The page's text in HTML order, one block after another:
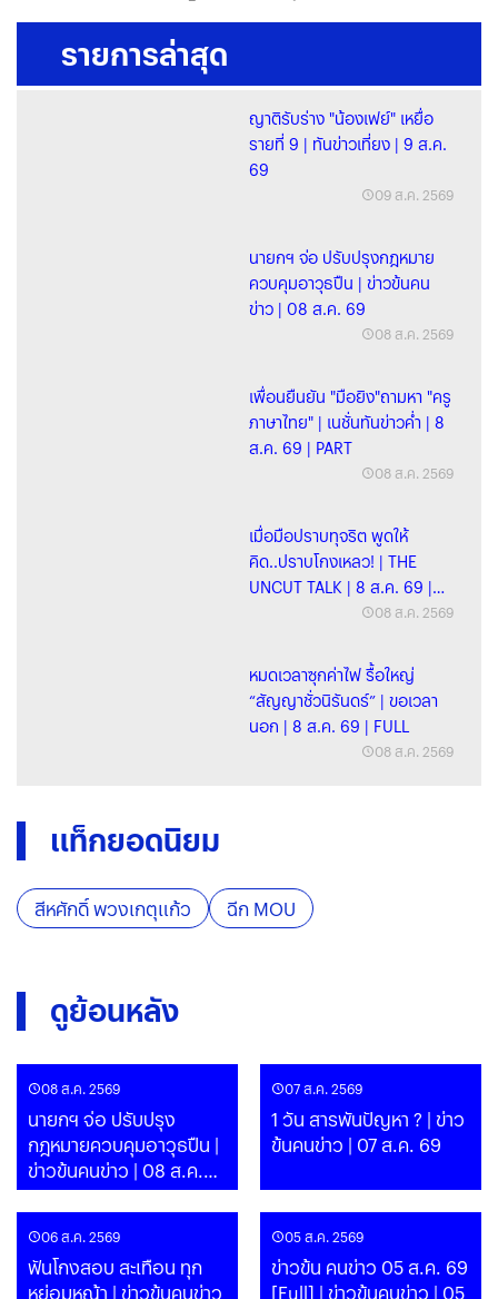
รายการล่าสุด
ญาติรับร่าง "น้องเฟย์" เหยื่อ
รายที่ 9 | ทันข่าวเที่ยง | 9 ส.ค.
69
09 ส.ค. 2569
นายกฯ จ่อ ปรับปรุงกฎหมาย
ควบคุมอาวุธปืน | ข่าวข้นคน
ข่าว | 08 ส.ค. 69
08 ส.ค. 2569
เพื่อนยืนยัน "มือยิง"ถามหา "ครู
ภาษาไทย" | เนชั่นทันข่าวค่ำ | 8
ส.ค. 69 | PART
08 ส.ค. 2569
เมื่อมือปราบทุจริต พูดให้
คิด..ปราบโกงเหลว! | THE
UNCUT TALK | 8 ส.ค. 69 |
08 ส.ค. 2569
หมดเวลาซุกค่าไฟ รื้อใหญ่
“สัญญาชั่วนิรันดร์” | ขอเวลา
นอก | 8 ส.ค. 69 | FULL
08 ส.ค. 2569
แท็กยอดนิยม
สีหศักดิ์ พวงเกตุแก้ว ฉีก MOU
ดูย้อนหลัง
08 ส.ค. 2569
นายกฯ จ่อ ปรับปรุง
กฎหมายควบคุมอาวุธปืน |
ข่าวข้นคนข่าว | 08 ส.ค.
69
07 ส.ค. 2569
1 วัน สารพันปัญหา ? | ข่าว
ข้นคนข่าว | 07 ส.ค. 69
06 ส.ค. 2569
ฟันโกงสอบ สะเทือน ทุก
หย่อมหญ้า | ข่าวข้นคนข่าว
05 ส.ค. 2569
ข่าวข้น คนข่าว 05 ส.ค. 69
[Full] | ข่าวข้นคนข่าว | 05